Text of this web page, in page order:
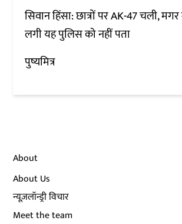
सिवान हिंसा: छात्रों पर AK-47 चली,
लगी यह पुलिस को नहीं पता
पुष्यमित्र
About
About Us
न्यूज़लॉन्ड्री विचार
Meet the team